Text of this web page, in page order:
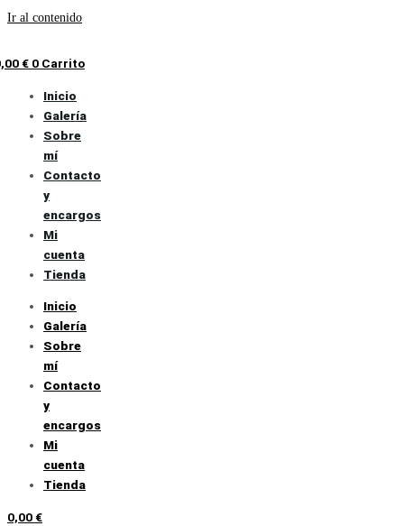
Ir al contenido
€ 0 Carrito
Inicio
Galería
Sobre
mí
Contacto
y
encargos
Mi
cuenta
Tienda
Inicio
Galería
Sobre
mí
Contacto
y
encargos
Mi
cuenta
Tienda
0,00€